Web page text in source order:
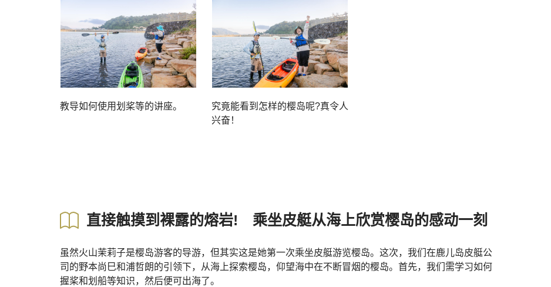
教导如何使用划桨等的讲座。
究竟能看到怎样的樱岛呢?真令人
兴奋！
直接触摸到裸露的熔岩! 乘坐皮艇从海上欣赏樱岛的感动一刻
虽然火山茉莉子是樱岛游客的导游，但其实这是她第一次乘坐皮艇游览樱岛。这次，我们在鹿儿岛皮艇公
司的野本尚巳和浦哲朗的引领下，从海上探索樱岛，仰望海中在不断冒烟的樱岛。首先，我们需学习如何
握桨和划船等知识，然后便可出海了。